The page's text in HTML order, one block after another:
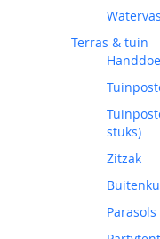
Terras & tuin
stuks)
Zitzak
Parasols